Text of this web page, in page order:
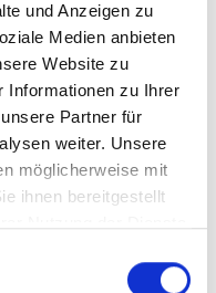
und Anzeigen zu
Medien anbieten
Website zu
Informationen zu Ihrer
Partner für
weiter. Unsere
möglicherweise mit
ihnen bereitgestellt
für die neun
im Projektgebiet.
von Juli bis
Personen (2.284
befragt,
über Klimawandel
im November